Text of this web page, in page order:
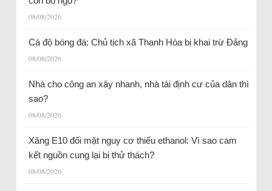
08/08/2026
Cá độ bóng đá: Chủ tịch xã Thanh Hóa bị khai trừ Đảng
08/08/2026
Nhà cho công an xây nhanh, nhà tái định cư của dân thì
sao?
08/08/2026
Xăng E10 đối mặt nguy cơ thiếu ethanol: Vì sao cam
kết nguồn cung lại bị thử thách?
08/08/2026